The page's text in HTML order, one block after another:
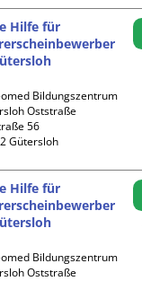
Hilfe für
Bildungszentrum
Oststraße
56
Hilfe für
Bildungszentrum
Oststraße